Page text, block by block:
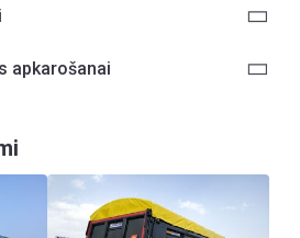
apkarošanai